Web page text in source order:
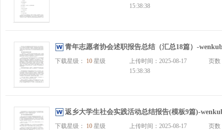
15:38:38
青年志愿者协会述职报告总结（汇总18篇）-
下载星级： 10 星级
上传时间：2025-08-17
15:38:38
页
返乡大学生社会实践活动总结报告(模板9篇)-
下载星级： 10 星级
上传时间：2025-08-17
页